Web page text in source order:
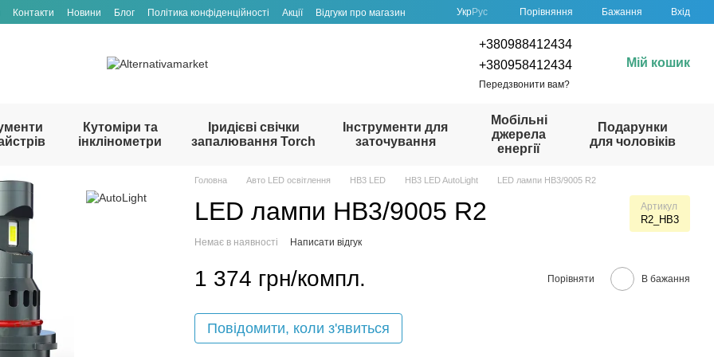
Контакти Новини Блог Політика конфіденційності Акції
Відгуки про магазин
УкрРус Порівняння Бажання Вхід
+380988412434
+380958412434
Передзвонити вам?
Мій кошик
Кутоміри та
інклінометри
Іридієві свічки
запалювання Torch
Інструменти для
заточування
Мобільні
джерела
енергії
Подарунки
для чоловіків
Головна Авто LED освітлення HB3 LED HB3 LED AutoLight LED лампи HB3/9005 R2
LED лампи HB3/9005 R2 Артикул
R2_HB3
Немає в наявності Написати відгук
1 374 грн/компл. Порівняти В бажання
Повідомити, коли з'явиться